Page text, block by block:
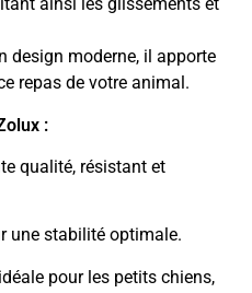
design moderne, il apporte
repas de votre animal.
:
qualité, résistant et
une stabilité optimale.
pour les petits chiens,